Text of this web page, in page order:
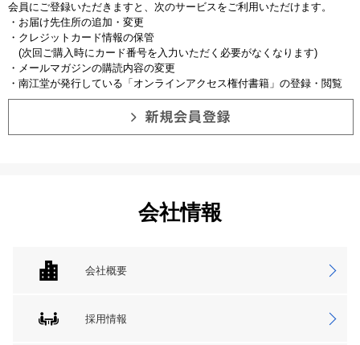
会員にご登録いただきますと、次のサービスをご利用いただけます。
・お届け先住所の追加・変更
・クレジットカード情報の保管
(次回ご購入時にカード番号を入力いただく必要がなくなります)
・メールマガジンの購読内容の変更
・南江堂が発行している「オンラインアクセス権付書籍」の登録・閲覧
会社情報
会社概要
採用情報